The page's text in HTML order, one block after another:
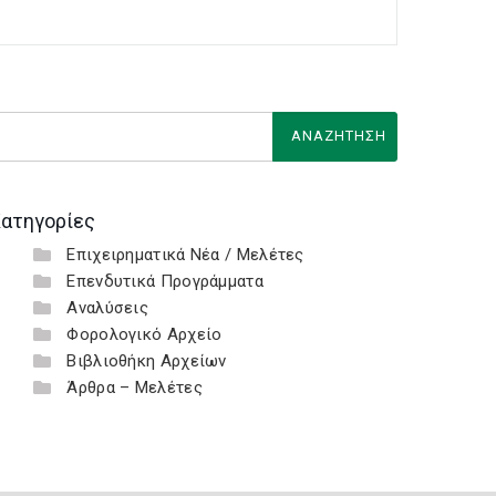
Επιχειρηματικά Νέα / Μελέτες
Επενδυτικά Προγράμματα
Αναλύσεις
Φορολογικό Αρχείο
Βιβλιοθήκη Αρχείων
Άρθρα – Μελέτες